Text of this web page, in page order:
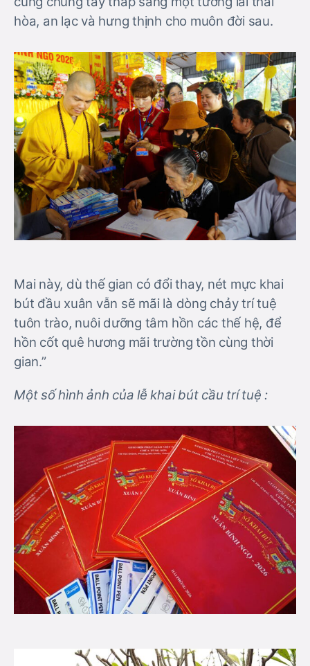
hòa, an lạc và hưng thịnh cho muôn đời sau.
Mai này, dù thế gian có đổi thay, nét mực khai
bút đầu xuân vẫn sẽ mãi là dòng chảy trí tuệ
tuôn trào, nuôi dưỡng tâm hồn các thế hệ, để
hồn cốt quê hương mãi trường tồn cùng thời
gian.”
Một số hình ảnh của lễ khai bút cầu trí tuệ :